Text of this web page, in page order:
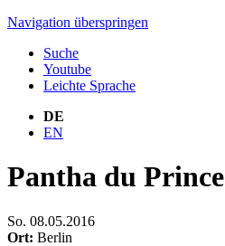
Navigation überspringen
Suche
Youtube
Leichte Sprache
DE
EN
Pantha du Prince
So. 08.05.2016
Ort: Berlin